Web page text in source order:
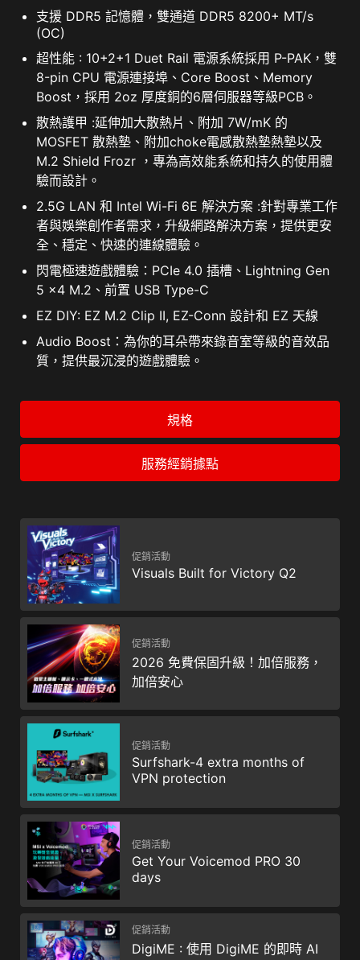
支援5V 可程式RGB 裝置，同時可相容於ARGB
Gen2 / Gen1 裝置。
* Gen2 裝置僅支援7 種RGB 燈效
MSI 試用優惠不適用於現有的諾頓客戶。如果您已訂購諾
頓方案，則需要選擇退出訂購才有資格享受此優惠。有關
重要的訂閱、訂價和優惠詳情，請參閱NortonLifeLock 授
權和服務協議。 NortonLifeLock 產品和服務隱私權聲明。
支援 DDR5 記憶體，雙通道 DDR5 8200+ MT/s
(OC)
超性能 : 10+2+1 Duet Rail 電源系統採用 P-PAK，雙
8-pin CPU 電源連接埠、Core Boost、Memory
Boost，採用 2oz 厚度銅的6層伺服器等級PCB。
散熱護甲 :延伸加大散熱片、附加 7W/mK 的
MOSFET 散熱墊、附加choke電感散熱墊熱墊以及
M.2 Shield Frozr ，專為高效能系統和持久的使用體
驗而設計。
2.5G LAN 和 Intel Wi-Fi 6E 解決方案 :針對專業工作
者與娛樂創作者需求，升級網路解決方案，提供更安
全、穩定、快速的連線體驗。
閃電極速遊戲體驗：PCIe 4.0 插槽、Lightning Gen
5 x4 M.2、前置 USB Type-C
EZ DIY: EZ M.2 Clip II, EZ-Conn 設計和 EZ 天線
Audio Boost：為你的耳朵帶來錄音室等級的音效品
質，提供最沉浸的遊戲體驗。
規格
服務經銷據點
促銷活動
Visuals Built for Victory Q2
促銷活動
2026 免費保固升級！加倍服務，
加倍安心
促銷活動
Surfshark-4 extra months of
VPN protection
促銷活動
Get Your Voicemod PRO 30
days
促銷活動
DigiME : 使用 DigiME 的即時 AI